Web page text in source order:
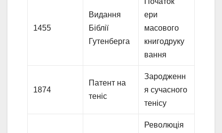
1455
Видання
Біблії
Гутенберга
ери
масового
книгодруку
вання
1874
Патент на
теніс
Зародженн
я сучасного
тенісу
Революція